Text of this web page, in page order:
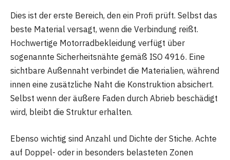
Dies ist der erste Bereich, den ein Profi prüft. Selbst das
beste Material versagt, wenn die Verbindung reißt.
Hochwertige Motorradbekleidung verfügt über
sogenannte Sicherheitsnähte gemäß ISO 4916. Eine
sichtbare Außennaht verbindet die Materialien, während
innen eine zusätzliche Naht die Konstruktion absichert.
Selbst wenn der äußere Faden durch Abrieb beschädigt
wird, bleibt die Struktur erhalten.
Ebenso wichtig sind Anzahl und Dichte der Stiche. Achte
auf Doppel- oder in besonders belasteten Zonen